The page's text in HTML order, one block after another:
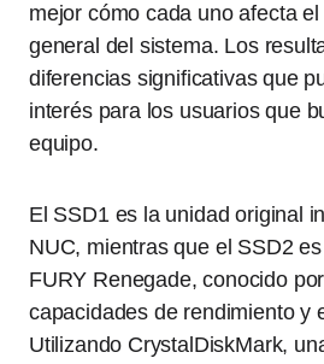
mejor cómo cada uno afecta
general del sistema. Los
diferencias significativas que
interés para los usuarios que
equipo.
El SSD1 es la unidad original
NUC, mientras que el SSD2
FURY Renegade, conocido
capacidades de rendimiento y
Utilizando CrystalDiskMark,